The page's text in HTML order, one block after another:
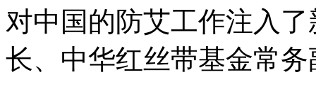
对中国的防艾工作注入
长、中华红丝带基金常